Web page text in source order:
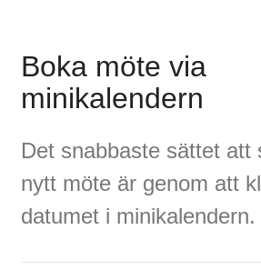
Boka möte via
minikalendern
Det snabbaste sättet att
nytt möte är genom att
datumet i minikalendern.